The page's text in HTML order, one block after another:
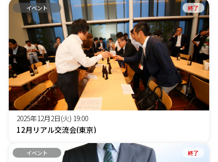
イベント 終了
2025年12月2日(火) 19:00
12月リアル交流会(東京)
イベント 終了